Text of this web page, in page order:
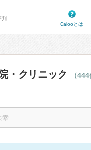
判
Calooとは
・クリニック （